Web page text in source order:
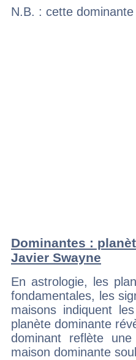
N.B. : cette
Dominantes :
Javier Swayne
En astrologie, les
fondamentales, les
maisons indiquent
planète dominante
dominant reflète
maison dominante